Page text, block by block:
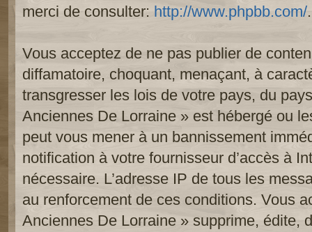
merci de consulter: http://www.phpbb.com/.
Vous acceptez de ne pas publier de
diffamatoire, choquant, menaçant, à
transgresser les lois de votre pays, du
Anciennes De Lorraine » est hébergé ou
peut vous mener à un bannissement
notification à votre fournisseur d’accès à
nécessaire. L’adresse IP de tous les
au renforcement de ces conditions. Vous
Anciennes De Lorraine » supprime, édite,